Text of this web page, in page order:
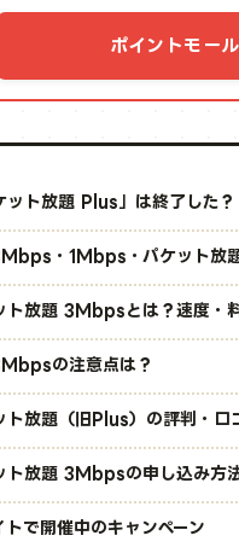
ポイントモー
ト放題 Plus」は終了した？
・1Mbps・パケット放
放題 3Mbpsとは？速度・
の注意点は？
放題（旧Plus）の評判・口
放題 3Mbpsの申し込み方
で開催中のキャンペーン